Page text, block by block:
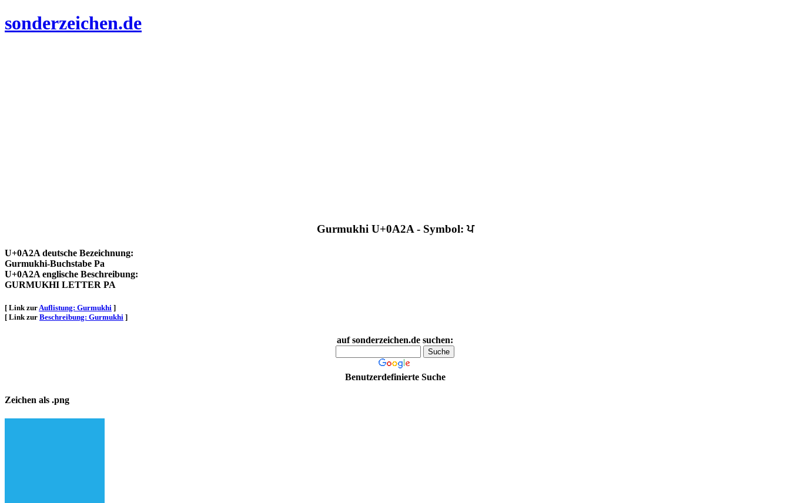
sonderzeichen.de
Gurmukhi U+0A2A - Symbol: ਪ
U+0A2A deutsche Bezeichnung:
Gurmukhi-Buchstabe Pa
U+0A2A englische Beschreibung:
GURMUKHI LETTER PA
[ Link zurAuflistung: Gurmukhi ]
[ Link zur Beschreibung: Gurmukhi ]
auf sonderzeichen.de suchen:
Benutzerdefinierte Suche
Zeichen als .png